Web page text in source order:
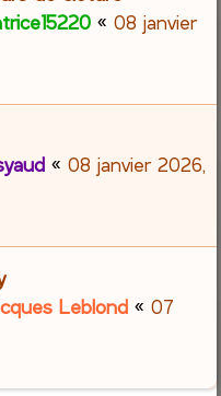
«08 janvier
«08 janvier 2026,
Leblond «07